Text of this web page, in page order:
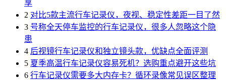
享
2 对比5款主流行车记录仪，夜视、稳定性差距一目了然
3 号称全天停车监控的行车记录仪，很多人忽略这个隐
患
4 后视镜行车记录仪和独立镜头款，优缺点全面评测
5 夏季高温行车记录仪容易死机？选购重点避开这些坑
6 行车记录仪需要多大内存卡？循环录像常见误区整理